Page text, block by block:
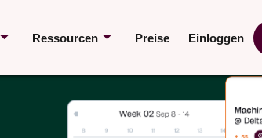
Ressourcen Preise Einloggen